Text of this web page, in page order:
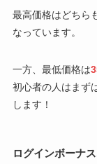
最高価格はどちら
なっています。
一方、最低価格は
初心者の人はまず
します！
ログインボーナ